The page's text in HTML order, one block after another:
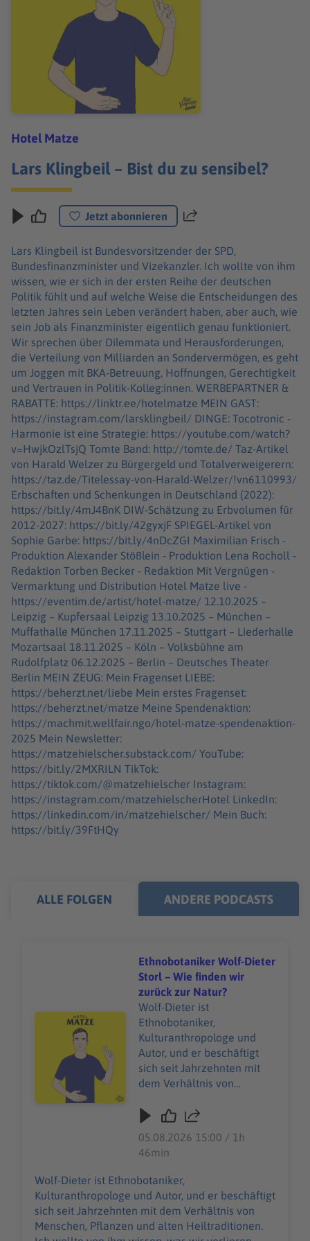
Hotel Matze
Lars Klingbeil – Bist du zu sensibel?
Jetzt abonnieren Teilen
Lars Klingbeil ist Bundesvorsitzender der SPD,
Bundesfinanzminister und Vizekanzler. Ich wollte von ihm
wissen, wie er sich in der ersten Reihe der deutschen
Politik fühlt und auf welche Weise die Entscheidungen des
letzten Jahres sein Leben verändert haben, aber auch, wie
sein Job als Finanzminister eigentlich genau funktioniert.
Wir sprechen über Dilemmata und Herausforderungen,
die Verteilung von Milliarden an Sondervermögen, es geht
um Joggen mit BKA-Betreuung, Hoffnungen, Gerechtigkeit
und Vertrauen in Politik-Kolleg:innen. WERBEPARTNER &
RABATTE: https://linktr.ee/hotelmatze MEIN GAST:
https://instagram.com/larsklingbeil/ DINGE: Tocotronic -
Harmonie ist eine Strategie: https://youtube.com/watch?
v=HwjkOzlTsjQ Tomte Band: http://tomte.de/ Taz-Artikel
von Harald Welzer zu Bürgergeld und Totalverweigerern:
https://taz.de/Titelessay-von-Harald-Welzer/!vn6110993/
Erbschaften und Schenkungen in Deutschland (2022):
https://bit.ly/4mJ4BnK DIW-Schätzung zu Erbvolumen für
2012-2027: https://bit.ly/42gyxjF SPIEGEL-Artikel von
Sophie Garbe: https://bit.ly/4nDcZGI Maximilian Frisch -
Produktion Alexander Stößlein - Produktion Lena Rocholl -
Redaktion Torben Becker - Redaktion Mit Vergnügen -
Vermarktung und Distribution Hotel Matze live -
https://eventim.de/artist/hotel-matze/ 12.10.2025 –
Leipzig – Kupfersaal Leipzig 13.10.2025 – München –
Muffathalle München 17.11.2025 – Stuttgart – Liederhalle
Mozartsaal 18.11.2025 – Köln – Volksbühne am
Rudolfplatz 06.12.2025 – Berlin – Deutsches Theater
Berlin MEIN ZEUG: Mein Fragenset LIEBE:
https://beherzt.net/liebe Mein erstes Fragenset:
https://beherzt.net/matze Meine Spendenaktion:
https://machmit.wellfair.ngo/hotel-matze-spendenaktion-
2025 Mein Newsletter:
https://matzehielscher.substack.com/ YouTube:
https://bit.ly/2MXRILN TikTok:
https://tiktok.com/@matzehielscher Instagram:
https://instagram.com/matzehielscherHotel LinkedIn:
https://linkedin.com/in/matzehielscher/ Mein Buch:
https://bit.ly/39FtHQy
ALLE FOLGEN ANDERE PODCASTS
Audiotitel - Ethnobotaniker Wolf-Dieter Storl – Wie
Ethnobotaniker Wolf-Dieter
Storl – Wie finden wir
zurück zur Natur?
Wolf-Dieter ist
Ethnobotaniker,
Kulturanthropologe und
Autor, und er beschäftigt
sich seit Jahrzehnten mit
dem Verhältnis von
alten Heiltraditionen. Ich
wir verlieren, wenn wir
Natur nur noch als Kulisse
betrachten und nicht mehr
als etwas, wovon wir selbst
Teil sind. Wir sprechen über
Heilpflanzen,
Schamanismus,
05.08.2026 15:00 / 1h
46min
Wolf-Dieter ist Ethnobotaniker,
Kulturanthropologe und Autor, und er beschäftigt
sich seit Jahrzehnten mit dem Verhältnis von
Menschen, Pflanzen und alten Heiltraditionen.